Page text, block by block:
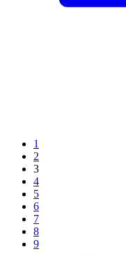
1
2
3
4
5
6
7
8
9